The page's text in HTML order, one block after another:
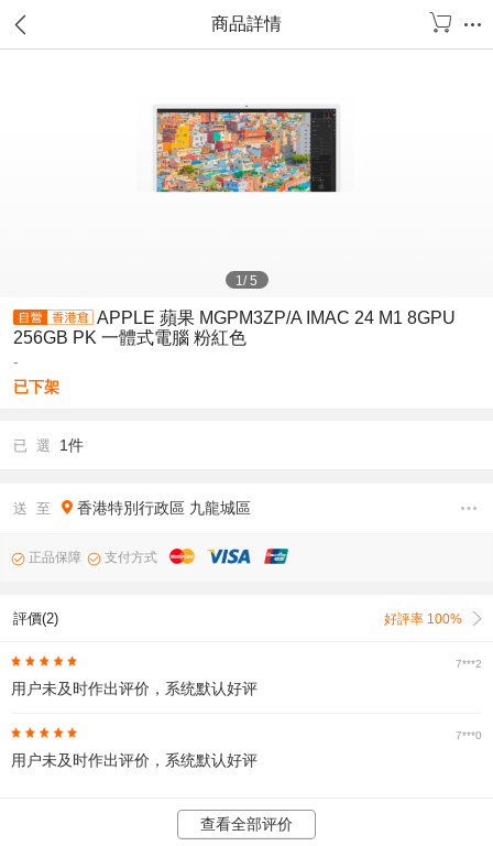
商品詳情
1/5
APPLE 蘋果 MGPM3ZP/A IMAC 24 M1 8GPU
256GB PK 一體式電腦 粉紅色
-
已下架
已 選 1件
送 至 香港特別行政區 九龍城區
正品保障 支付方式
評價(2) 好評率 100%
7***2
用户未及时作出评价，系统默认好评
7***0
用户未及时作出评价，系统默认好评
查看全部评价